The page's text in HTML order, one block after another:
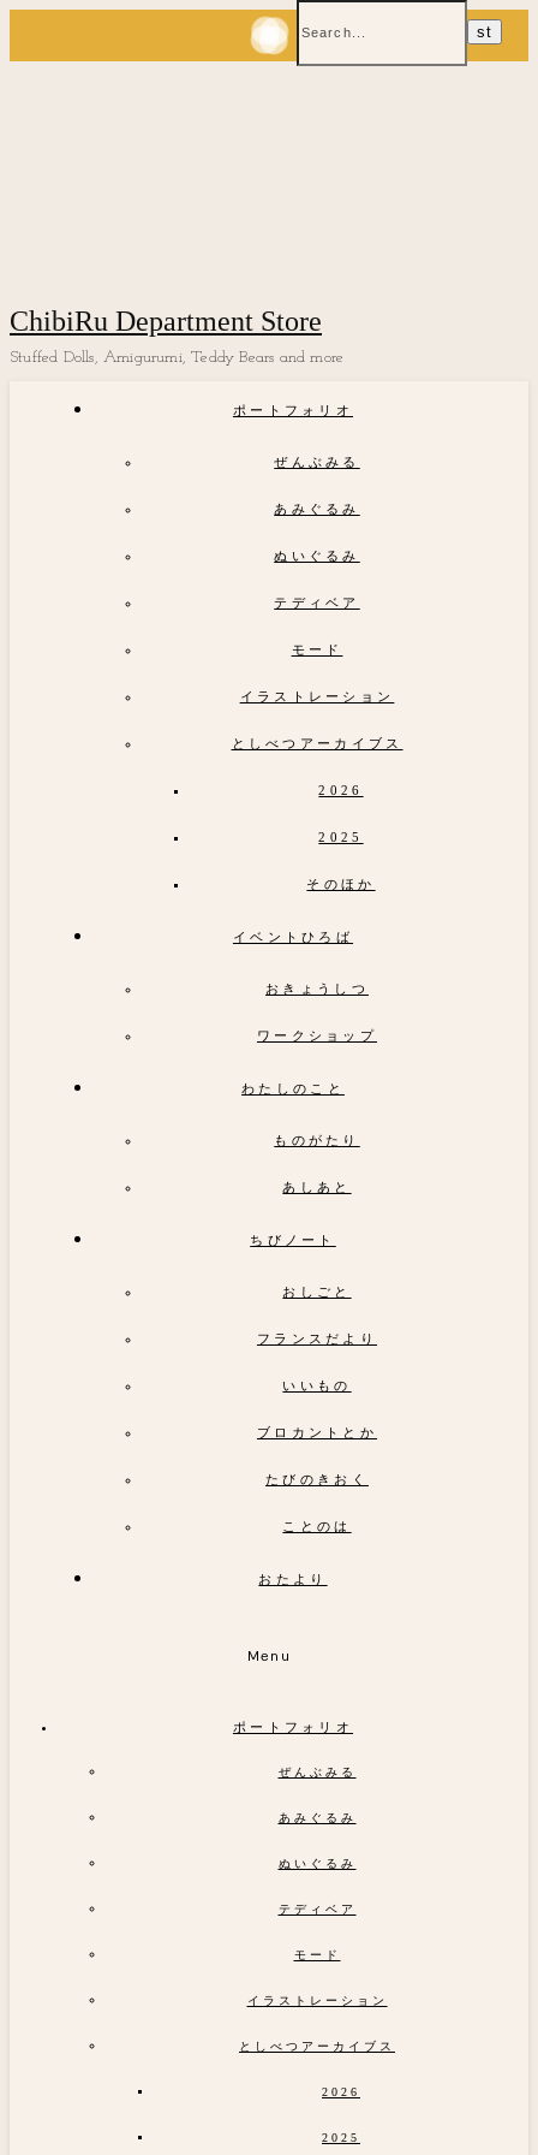
ChibiRu Department Store
Stuffed Dolls, Amigurumi, Teddy Bears and more
ポートフォリオ
ぜんぶみる
あみぐるみ
ぬいぐるみ
テディベア
モード
イラストレーション
としべつアーカイブス
2026
2025
そのほか
イベントひろば
おきょうしつ
ワークショップ
わたしのこと
ものがたり
あしあと
ちびノート
おしごと
フランスだより
いいもの
ブロカントとか
たびのきおく
ことのは
おたより
Menu
ポートフォリオ
ぜんぶみる
あみぐるみ
ぬいぐるみ
テディベア
モード
イラストレーション
としべつアーカイブス
2026
2025